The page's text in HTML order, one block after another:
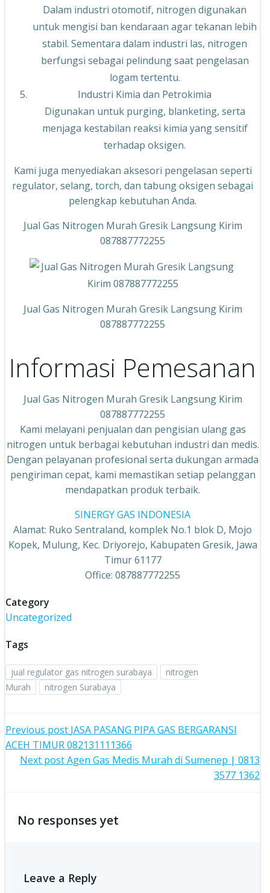
Dalam industri otomotif, nitrogen digunakan
untuk mengisi ban kendaraan agar tekanan lebih
stabil. Sementara dalam industri las, nitrogen
berfungsi sebagai pelindung saat pengelasan
logam tertentu.
Industri Kimia dan Petrokimia
Digunakan untuk purging, blanketing, serta
menjaga kestabilan reaksi kimia yang sensitif
terhadap oksigen.
Kami juga menyediakan aksesori pengelasan seperti
regulator, selang, torch, dan tabung oksigen sebagai
pelengkap kebutuhan Anda.
Jual Gas Nitrogen Murah Gresik Langsung Kirim
087887772255
Jual Gas Nitrogen Murah Gresik Langsung Kirim
087887772255
Informasi Pemesanan
Jual Gas Nitrogen Murah Gresik Langsung Kirim
087887772255
Kami melayani penjualan dan pengisian ulang gas
nitrogen untuk berbagai kebutuhan industri dan medis.
Dengan pelayanan profesional serta dukungan armada
pengiriman cepat, kami memastikan setiap pelanggan
mendapatkan produk terbaik.
SINERGY GAS INDONESIA
Alamat: Ruko Sentraland, komplek No.1 blok D, Mojo
Kopek, Mulung, Kec. Driyorejo, Kabupaten Gresik, Jawa
Timur 61177
Office: 087887772255
Category
Uncategorized
Tags
jual regulator gas nitrogen surabaya
nitrogen
Murah
nitrogen Surabaya
Post
navigation
Previous post JASA PASANG PIPA GAS BERGARANSI
ACEH TIMUR 082131111366
Post
Next postAgen Gas Medis Murah di Sumenep | 0813
3577 1362
No responses yet
Leave a Reply